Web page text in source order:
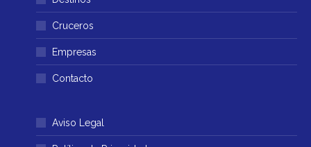
una
ventana
una
ventana
Cruceros
Empresas
Contacto
Aviso Legal